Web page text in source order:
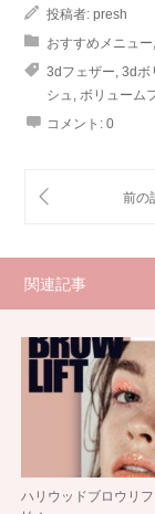
投稿者: presh
おすすめメニュー,
3dフェザー, 3dボ
シュ , ボリューム
コメント: 0
関連記事
ハリウッドブロウリ